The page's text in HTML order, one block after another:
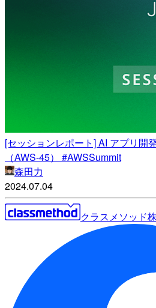
[セッションレポート] AI アプリ開
（AWS-45） #AWSSummit
森田力
2024.07.04
クラスメソッド